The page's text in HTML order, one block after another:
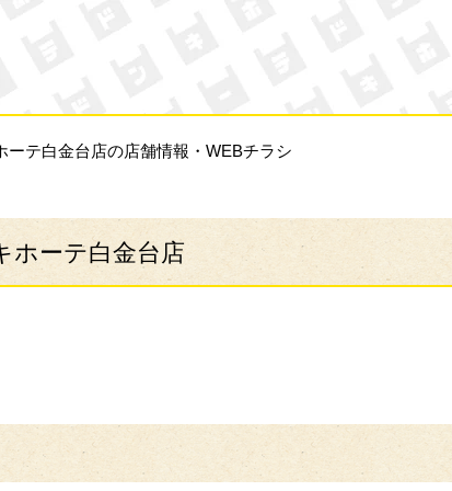
ーテ
ーテ白金台店の店舗情報・WEBチラシ
ホーテ白金台店